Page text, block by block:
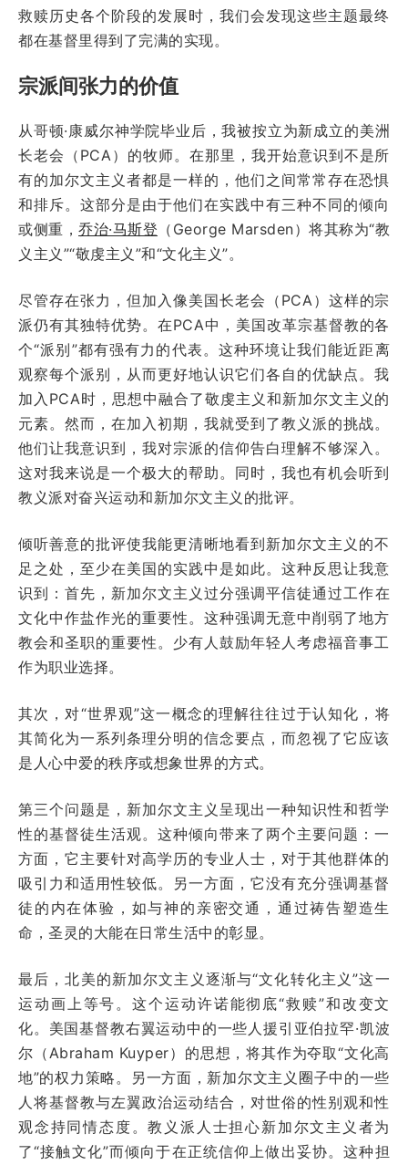
救赎历史各个阶段的发展时，我们会发现这些主题最终
都在基督里得到了完满的实现。
宗派间张力的价值
从哥顿·康威尔神学院毕业后，我被按立为新成立的美洲
长老会（PCA）的牧师。在那里，我开始意识到不是所
有的加尔文主义者都是一样的，他们之间常常存在恐惧
和排斥。这部分是由于他们在实践中有三种不同的倾向
或侧重， 乔治·马斯登 （George Marsden）将其称为“教
义主义”“敬虔主义”和“文化主义”。
尽管存在张力，但加入像美国长老会（PCA）这样的宗
派仍有其独特优势。在PCA中，美国改革宗基督教的各
个“派别”都有强有力的代表。这种环境让我们能近距离
观察每个派别，从而更好地认识它们各自的优缺点。我
加入PCA时，思想中融合了敬虔主义和新加尔文主义的
元素。然而，在加入初期，我就受到了教义派的挑战。
他们让我意识到，我对宗派的信仰告白理解不够深入。
这对我来说是一个极大的帮助。同时，我也有机会听到
教义派对奋兴运动和新加尔文主义的批评。
倾听善意的批评使我能更清晰地看到新加尔文主义的不
足之处，至少在美国的实践中是如此。这种反思让我意
识到：首先，新加尔文主义过分强调平信徒通过工作在
文化中作盐作光的重要性。这种强调无意中削弱了地方
教会和圣职的重要性。少有人鼓励年轻人考虑福音事工
作为职业选择。
其次，对“世界观”这一概念的理解往往过于认知化，将
其简化为一系列条理分明的信念要点，而忽视了它应该
是人心中爱的秩序或想象世界的方式。
第三个问题是，新加尔文主义呈现出一种知识性和哲学
性的基督徒生活观。这种倾向带来了两个主要问题：一
方面，它主要针对高学历的专业人士，对于其他群体的
吸引力和适用性较低。另一方面，它没有充分强调基督
徒的内在体验，如与神的亲密交通，通过祷告塑造生
命，圣灵的大能在日常生活中的彰显。
最后，北美的新加尔文主义逐渐与“文化转化主义”这一
运动画上等号。这个运动许诺能彻底“救赎”和改变文
化。美国基督教右翼运动中的一些人援引亚伯拉罕·凯波
尔（Abraham Kuyper）的思想，将其作为夺取“文化高
地”的权力策略。另一方面，新加尔文主义圈子中的一些
人将基督教与左翼政治运动结合，对世俗的性别观和性
观念持同情态度。教义派人士担心新加尔文主义者为
了“接触文化”而倾向于在正统信仰上做出妥协。这种担